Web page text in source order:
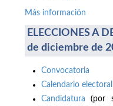
Más información
ELECCIONES A
de diciembre de
Convocatoria
Calendario electoral
Candidatura (por